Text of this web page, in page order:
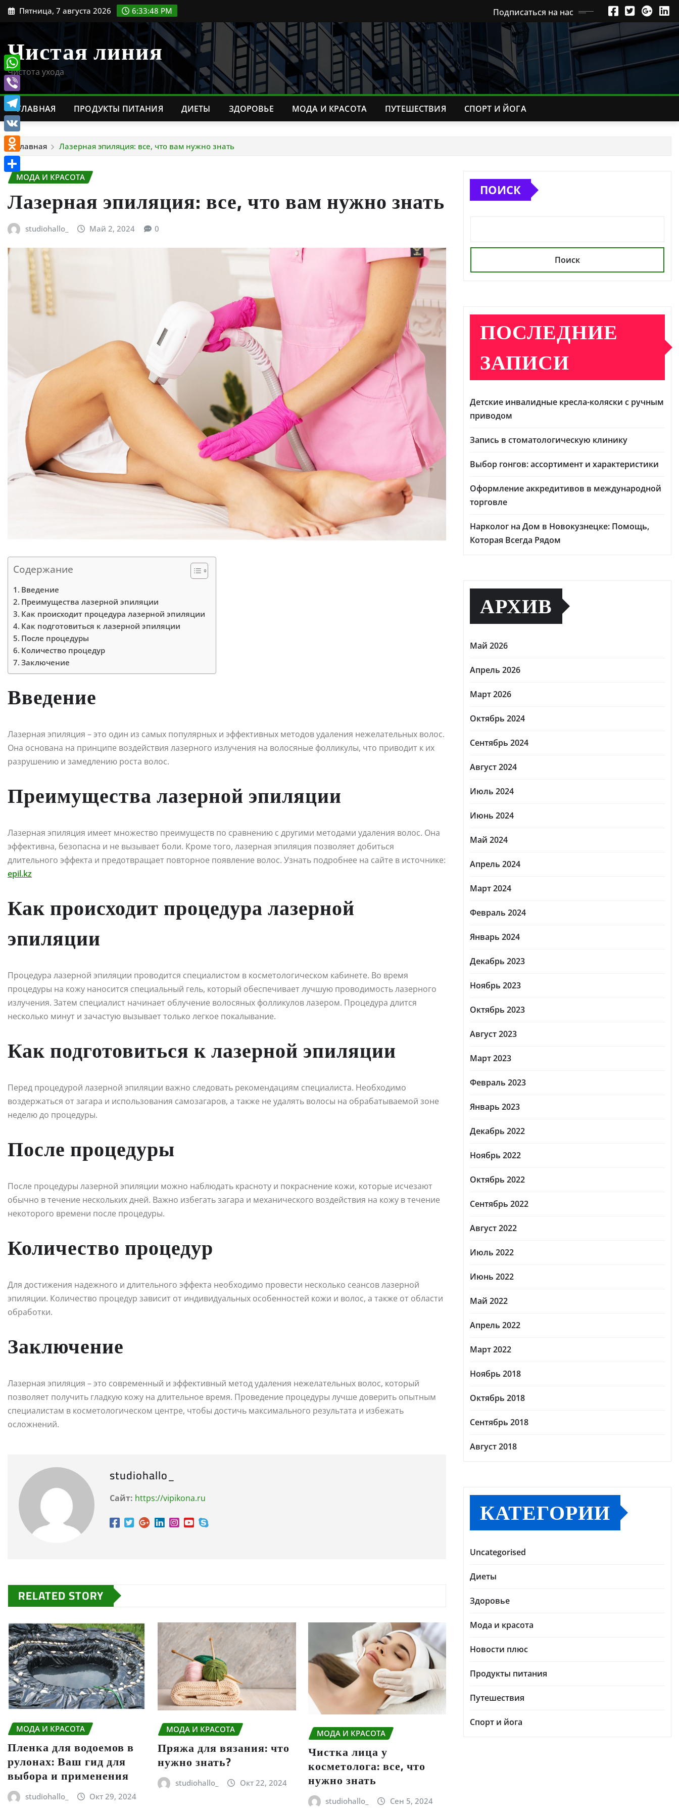
ПерейтиПятница, 7 августа 2026 6:33:49 PM Подписаться на нас
Чистая линия
Чистота ухода
ГЛАВНАЯ ПРОДУКТЫ ПИТАНИЯ ДИЕТЫ ЗДОРОВЬЕ МОДА И КРАСОТА ПУТЕШЕСТВИЯ СПОРТ И ЙОГА
Главная Лазерная эпиляция: все, что вам нужно знать
МОДА И КРАСОТА
Лазерная эпиляция: все, что вам нужно знать
studiohallo_ Май 2, 2024 0
Содержание
Введение
Преимущества лазерной эпиляции
Как происходит процедура лазерной эпиляции
Как подготовиться к лазерной эпиляции
После процедуры
Количество процедур
Заключение
Введение
Лазерная эпиляция – это один из самых популярных и эффективных методов удаления нежелательных волос.
Она основана на принципе воздействия лазерного излучения на волосяные фолликулы, что приводит к их
разрушению и замедлению роста волос.
Преимущества лазерной эпиляции
Лазерная эпиляция имеет множество преимуществ по сравнению с другими методами удаления волос. Она
эффективна, безопасна и не вызывает боли. Кроме того, лазерная эпиляция позволяет добиться
длительного эффекта и предотвращает повторное появление волос. Узнать подробнее на сайте в источнике:
epil.kz
Как происходит процедура лазерной
эпиляции
Процедура лазерной эпиляции проводится специалистом в косметологическом кабинете. Во время
процедуры на кожу наносится специальный гель, который обеспечивает лучшую проводимость лазерного
излучения. Затем специалист начинает облучение волосяных фолликулов лазером. Процедура длится
несколько минут и зачастую вызывает только легкое покалывание.
Как подготовиться к лазерной эпиляции
Перед процедурой лазерной эпиляции важно следовать рекомендациям специалиста. Необходимо
воздержаться от загара и использования самозагаров, а также не удалять волосы на обрабатываемой зоне
неделю до процедуры.
После процедуры
После процедуры лазерной эпиляции можно наблюдать красноту и покраснение кожи, которые исчезают
обычно в течение нескольких дней. Важно избегать загара и механического воздействия на кожу в течение
некоторого времени после процедуры.
Количество процедур
Для достижения надежного и длительного эффекта необходимо провести несколько сеансов лазерной
эпиляции. Количество процедур зависит от индивидуальных особенностей кожи и волос, а также от области
обработки.
Заключение
Лазерная эпиляция – это современный и эффективный метод удаления нежелательных волос, который
позволяет получить гладкую кожу на длительное время. Проведение процедуры лучше доверить опытным
специалистам в косметологическом центре, чтобы достичь максимального результата и избежать
осложнений.
studiohallo_
Сайт: https://vipikona.ru
RELATED STORY
МОДА И КРАСОТА
Пленка для водоемов в
рулонах: Ваш гид для
выбора и применения
studiohallo_ Окт 29, 2024
МОДА И КРАСОТА
Пряжа для вязания: что
нужно знать?
studiohallo_ Окт 22, 2024
МОДА И КРАСОТА
Чистка лица у
косметолога: все, что
нужно знать
studiohallo_ Сен 5, 2024
ПОИСК
Поиск
ПОСЛЕДНИЕ
ЗАПИСИ
Детские инвалидные кресла-коляски с ручным
приводом
Запись в стоматологическую клинику
Выбор гонгов: ассортимент и характеристики
Оформление аккредитивов в международной
торговле
Нарколог на Дом в Новокузнецке: Помощь,
Которая Всегда Рядом
АРХИВ
Май 2026
Апрель 2026
Март 2026
Октябрь 2024
Сентябрь 2024
Август 2024
Июль 2024
Июнь 2024
Май 2024
Апрель 2024
Март 2024
Февраль 2024
Январь 2024
Декабрь 2023
Ноябрь 2023
Октябрь 2023
Август 2023
Март 2023
Февраль 2023
Январь 2023
Декабрь 2022
Ноябрь 2022
Октябрь 2022
Сентябрь 2022
Август 2022
Июль 2022
Июнь 2022
Май 2022
Апрель 2022
Март 2022
Ноябрь 2018
Октябрь 2018
Сентябрь 2018
Август 2018
КАТЕГОРИИ
Uncategorised
Диеты
Здоровье
Мода и красота
Новости плюс
Продукты питания
Путешествия
Спорт и йога
WhatsApp
Viber
Telegram
VK
Odnoklassniki
Отправить